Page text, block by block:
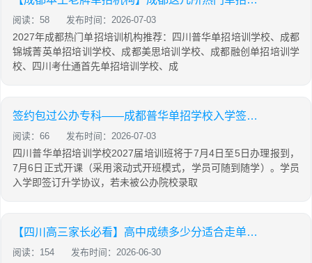
阅读：58 发布时间：2026-07-03
2027年成都热门单招培训机构推荐：四川普华单招培训学校、成都
锦城菁英单招培训学校、成都美思培训学校、成都融创单招培训学
校、四川考仕通首先单招培训学校、成
签约包过公办专科——成都普华单招学校入学签订升学协议，合同兜底
阅读：66 发布时间：2026-07-03
四川普华单招培训学校2027届培训班将于7月4日至5日办理报到，
7月6日正式开课（采用滚动式开班模式，学员可随到随学）。学员
入学即签订升学协议，若未被公办院校录取
【四川高三家长必看】高中成绩多少分适合走单招？单招多少分能上公办？
阅读：154 发布时间：2026-06-30